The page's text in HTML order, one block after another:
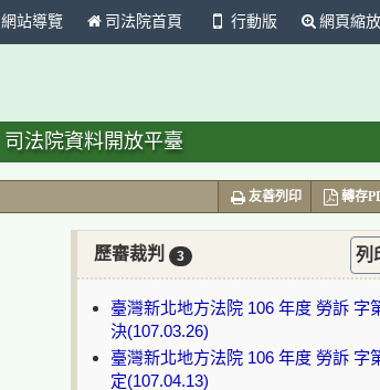
網站導覽 司法院首頁 行動版 網頁縮放
司法院資料開放平臺
友善列印 轉存
歷審裁判 3 列
臺灣新北地方法院 106 年度 勞訴 字
決(107.03.26)
臺灣新北地方法院 106 年度 勞訴 字
定(107.04.13)